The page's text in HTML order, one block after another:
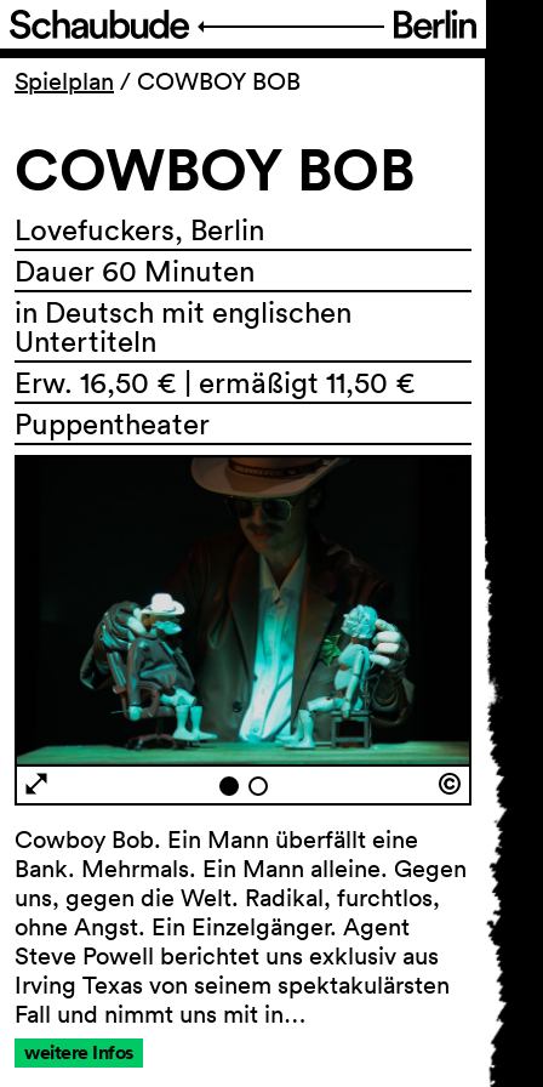
Programm
Ticket
Barrierefreiheit
Über uns
Spielplan / COWBOY BOB
COWBOY BOB
Lovefuckers, Berlin
Dauer 60 Minuten
in Deutsch mit englischen
Untertiteln
Erw. 16,50 € | ermäßigt 11,50 €
Puppentheater
Cowboy Bob. Ein Mann überfällt eine
Bank. Mehrmals. Ein Mann alleine. Gegen
uns, gegen die Welt. Radikal, furchtlos,
ohne Angst. Ein Einzelgänger. Agent
Steve Powell berichtet uns exklusiv aus
Irving Texas von seinem spektakulärsten
Fall und nimmt uns mit in…
weitere Infos